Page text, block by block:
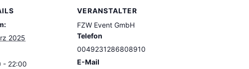
2025
- 22:00
VERANSTALTER
FZW Event GmbH
Telefon
0049231286808910
E-Mail